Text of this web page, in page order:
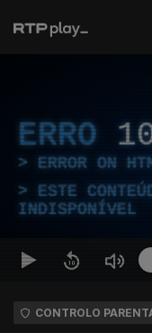
ERRO
ERROR ON
ESTE
INDISPONÍVEL
CONTROLO